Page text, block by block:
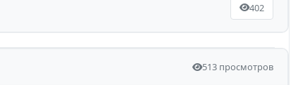
402
513 просмотров